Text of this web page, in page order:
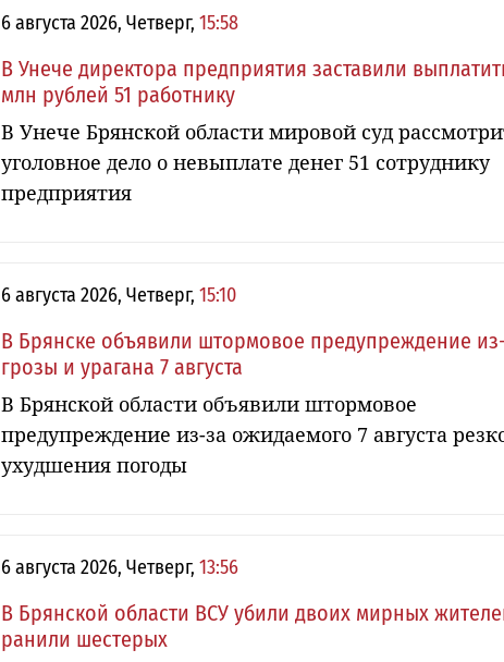
6 августа 2026, Четверг, 15:58
В Унече директора предприятия заставили
млн рублей 51 работнику
В Унече Брянской области мировой суд
уголовное дело о невыплате денег 51 сотруднику
предприятия
6 августа 2026, Четверг, 15:10
В Брянске объявили штормовое предупреждение
грозы и урагана 7 августа
В Брянской области объявили штормовое
предупреждение из-за ожидаемого 7 августа
ухудшения погоды
6 августа 2026, Четверг, 13:56
В Брянской области ВСУ убили двоих мирных
ранили шестерых